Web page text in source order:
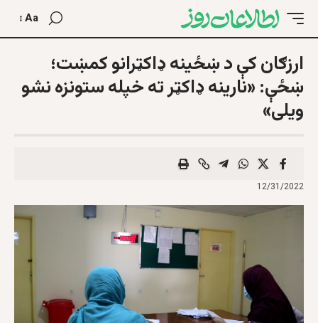
Aa
ارزګان کې د ښځینه ډاکټرانو کمښت؛
ښځې: «نارینه ډاکټر ته خپله ستونزه نشو
ویلی»
12/31/2022